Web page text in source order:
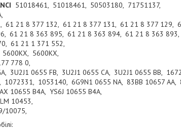
51018461, 51018461, 50503180, 71751137,
61 21 8 377 132, 61 21 8 377 131, 61 21 8 377 129,
61 21 8 363 895, 61 21 8 363 894, 61 21 8 363
61 21 1 371 552,
5600KX, 5600KX,
778 0,
3U2J1 0655 FB, 3U2J1 0655 CA, 3U2J1 0655 BB,
1053140, 6G9N1 0655 NA, 83BB 10657 AA,
10655 B4A, YS6J 10655 B4A,
10453,
10075,